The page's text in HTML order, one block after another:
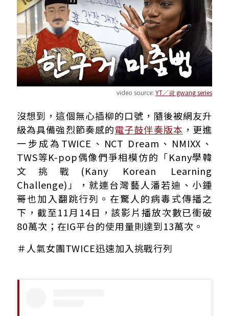
video source: YT／광 gwang series
沒想到，這個無心插柳的口號，隨後被網友升
級為具備強烈節奏感的電子鼓伴奏版本 ，更進
一步成為TWICE、NCT Dream、NMIXX、
TWS等K-pop偶像們爭相模仿的「Kany學韓
文挑戰(Kany Korean Learning
Challenge)」，就連台灣藝人潘若迪、小鍾
哥也加入翻跳行列。在驚人的病毒式傳播之
下，截至11月14日，該影片播放次數已衝破
80萬次；在IG平台的使用量則達到13萬次。
＃人氣女團TWICE迅速加入挑戰行列